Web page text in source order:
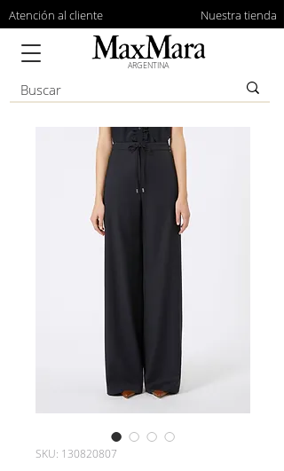
Atención al cliente Nuestra tienda
ARGENTINA
SKU: 130820807